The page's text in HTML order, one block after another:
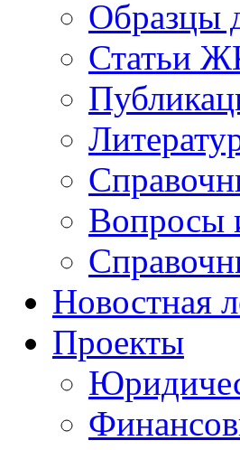
Образцы
Статьи
Вопросы
Новостная
Проекты